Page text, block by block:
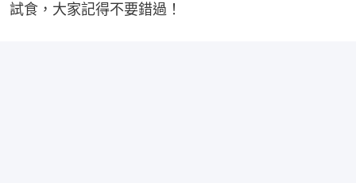
試食，大家記得不要錯過！